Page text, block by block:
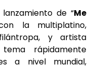
de “Me
la multiplatino,
y artista
rápidamente
a nivel mundial,